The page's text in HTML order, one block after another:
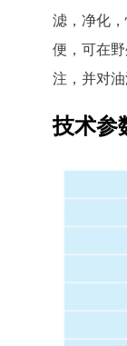
滤，净化
便，可在
注，并对油
技术参